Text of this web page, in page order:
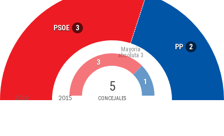
PSOE 3
PP 2
5
CONCEJALES
Mayoría
absoluta 3
3
1
2019 2015